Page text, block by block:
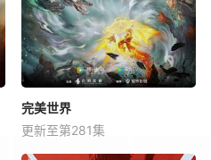
完美世界
更新至第281集